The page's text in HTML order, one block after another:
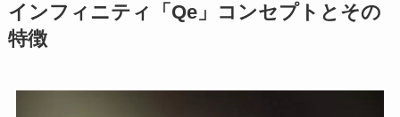
インフィニティ「Qe」コンセプトとその
特徴